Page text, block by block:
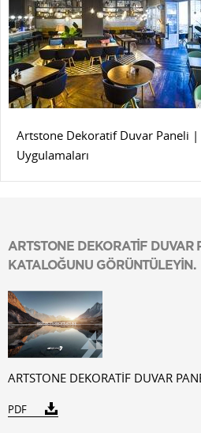
Artstone Dekoratif Duvar Paneli
Uygulamaları
ARTSTONE DEKORATİF DUVAR
KATALOĞUNU GÖRÜNTÜLEYİN.
ARTSTONE DEKORATİF DUVAR
PDF